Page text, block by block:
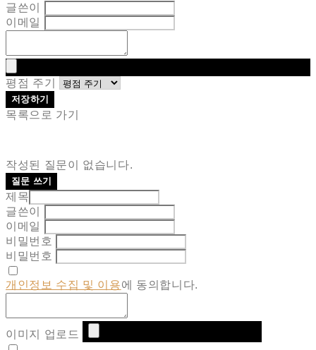
글쓴이
이메일
평점 주기
저장하기
목록으로 가기
작성된 질문이 없습니다.
질문 쓰기
제목
글쓴이
이메일
비밀번호
비밀번호
개인정보 수집 및 이용에 동의합니다.
이미지 업로드